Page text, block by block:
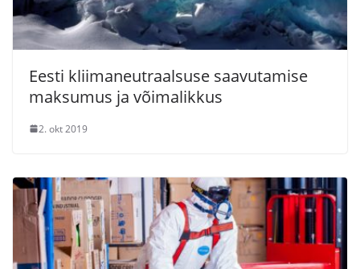
Eesti kliimaneutraalsuse saavutamise
maksumus ja võimalikkus
2. okt 2019